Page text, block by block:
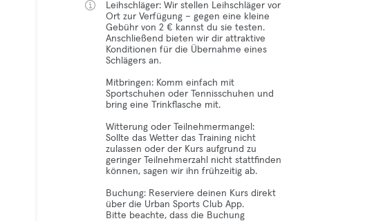
Leihschläger: Wir stellen Leihschläger vor
Ort zur Verfügung – gegen eine kleine
Gebühr von 2 € kannst du sie testen.
Anschließend bieten wir dir attraktive
Konditionen für die Übernahme eines
Schlägers an.
Mitbringen: Komm einfach mit
Sportschuhen oder Tennisschuhen und
bring eine Trinkflasche mit.
Witterung oder Teilnehmermangel:
Sollte das Wetter das Training nicht
zulassen oder der Kurs aufgrund zu
geringer Teilnehmerzahl nicht stattfinden
können, sagen wir ihn frühzeitig ab.
Buchung: Reserviere deinen Kurs direkt
über die Urban Sports Club App.
Bitte beachte, dass die Buchung